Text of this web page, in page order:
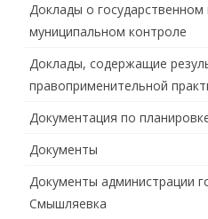
Доклады о государственном
муниципальном контроле
Доклады, содержащие
правоприменительной
Документация по
Документы
Документы администрации
Смышляевка